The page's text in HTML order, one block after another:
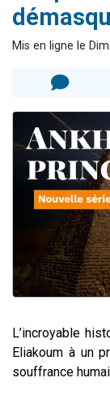
Mis en ligne le
L’incroyable
Eliakoum à un
souffrance